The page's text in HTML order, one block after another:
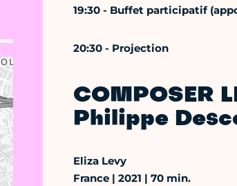
19:30 - Buffet participatif
20:30 - Projection
COMPOSER
Philippe
Eliza Levy
France | 2021 | 70 min.